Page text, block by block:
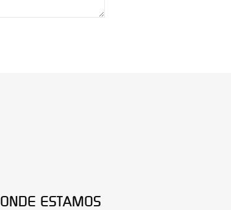
ONDE ESTAMOS